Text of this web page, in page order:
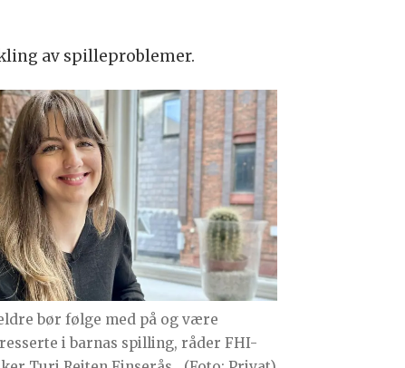
av spilleproblemer.
bør følge med på og være
i barnas spilling, råder FHI-